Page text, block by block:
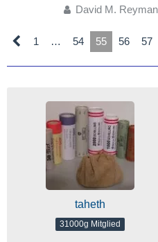
David M.
1 … 54 55 56 57
taheth
31000g Mitglied